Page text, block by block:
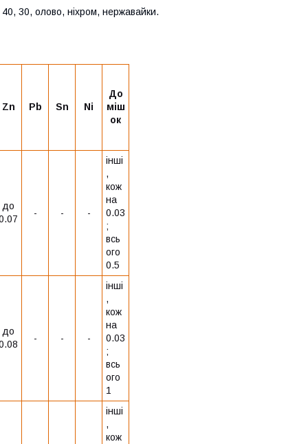
30, олово, ніхром, нержавайки.
Zn Pb Sn Ni
До
міш
ок
до
- - -
інші
,
кож
на
0.03
;
всь
ого
0.5
до
- - -
інші
,
кож
на
0.03
;
всь
ого
1
інші
,
кож